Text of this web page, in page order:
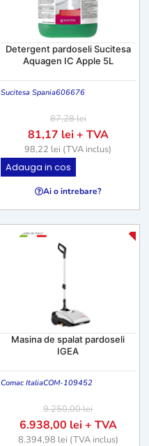
Detergent pardoseli Sucitesa
Aquagen IC Apple 5L
Sucitesa Spania606676
87,28lei
81,17 lei+ TVA
98,22 lei (TVA inclus)
Adauga in cos
Ai o intrebare?
-
Masina de spalat pardoseli
IGEA
Comac ItaliaCOM-109452
9.250,00lei
6.938,00 lei+ TVA
8.394,98 lei (TVA inclus)